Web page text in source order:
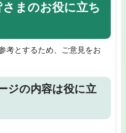
まのお役に立ち
考とするため、ご意見をお
ジの内容は役に立